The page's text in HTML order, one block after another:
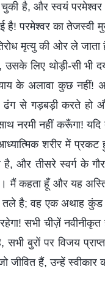
चुकी है, और स्वयं
है! परमेश्वर का
मृत्यु की ओर ले
लिए थोड़ी-सी भी
के अलावा कुछ
से गड़बड़ी करते हो
नरमी नहीं करूँगा! यदि
शरीर में
है, और तीसरे स्वर्ग के
मैं कहता हूँ और यह
है; वह एक अथाह कुंड
सभी चीज़ें नवीनीकृत
सभी बुरों पर विजय
हैं, उन्हें स्वीकार